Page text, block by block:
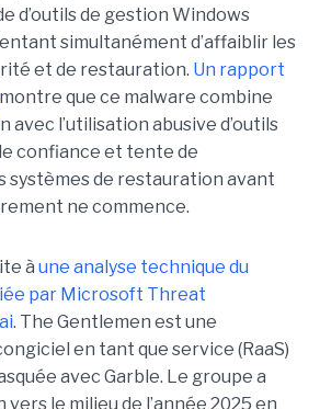
d’outils de gestion Windows
simultanément d’affaiblir les
et de restauration. Un rapport
que ce malware combine
avec l’utilisation abusive d’outils
confiance et tente de
systèmes de restauration avant
ne commence.
à une analyse technique du
par Microsoft Threat
. The Gentlemen est une
en tant que service (RaaS)
avec Garble. Le groupe a
le milieu de l’année 2025 en